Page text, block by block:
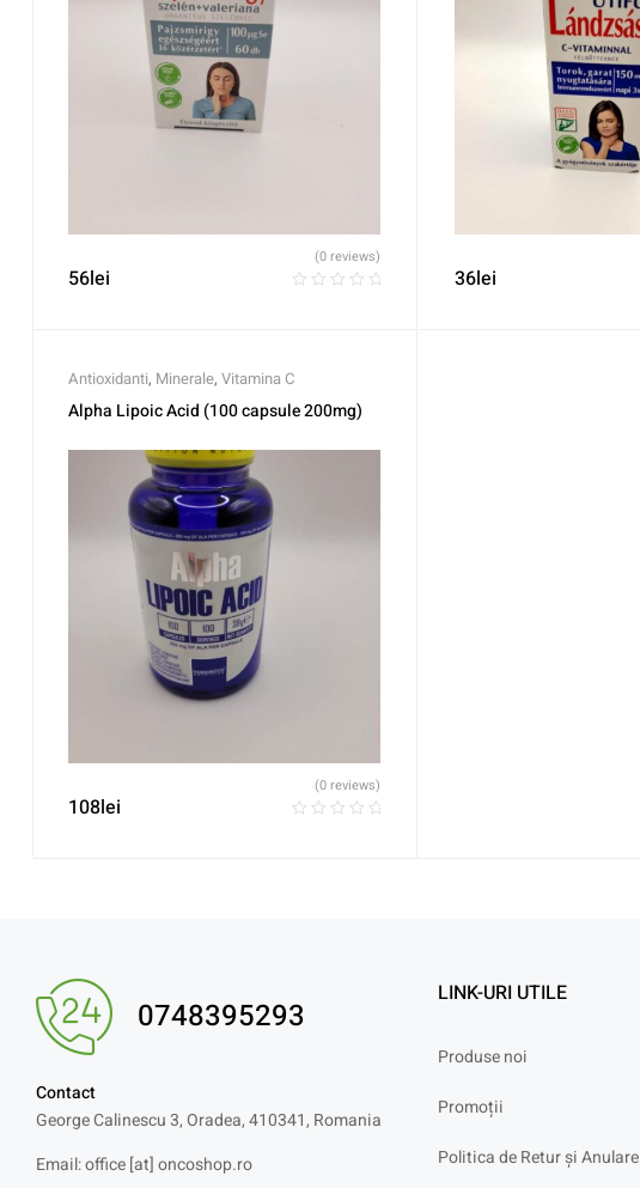
56lei
(0 reviews)
36lei
Antioxidanti, Minerale, Vitamina C
Alpha Lipoic Acid (100 capsule 200mg)
108lei
(0 reviews)
0748395293
Contact
George Calinescu 3, Oradea, 410341, Romania
Email: office [at] oncoshop.ro
LINK-URI UTILE
Produse noi
Promoții
Politica de Retur și Anulare